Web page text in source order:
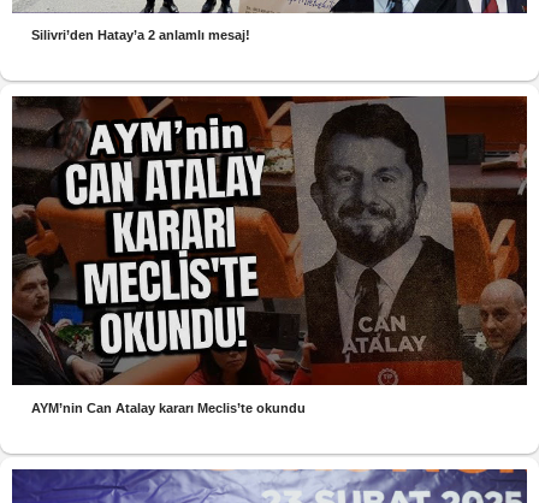
Silivri’den Hatay’a 2 anlamlı mesaj!
AYM’nin Can Atalay kararı Meclis’te okundu